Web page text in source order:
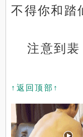
不得你和踏
注意到裴
↑返回顶部↑